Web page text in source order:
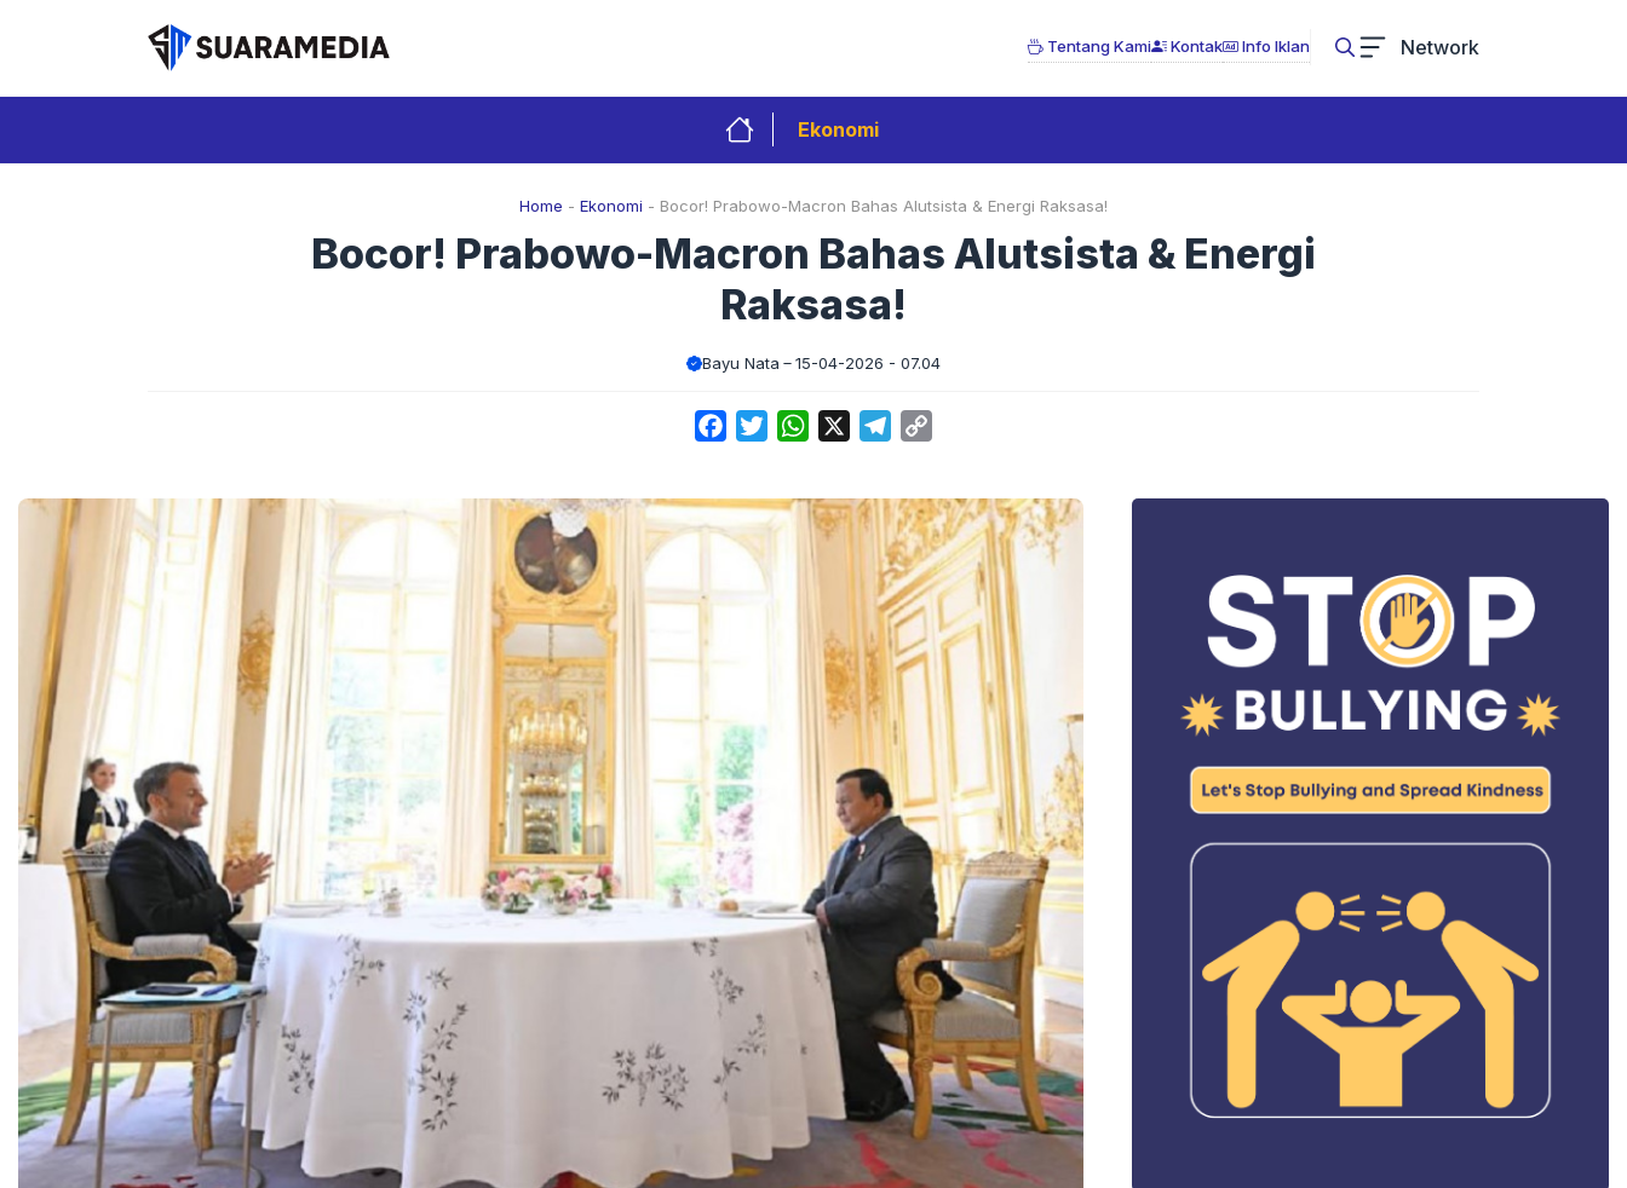
Tentang Kami Kontak Info Iklan Network
Ekonomi
Home - Ekonomi - Bocor! Prabowo-Macron Bahas Alutsista & Energi Raksasa!
Bocor! Prabowo-Macron Bahas Alutsista & Energi
Raksasa!
Bayu Nata 15-04-2026 - 07.04
FacebookTwitterWhatsApp Telegram